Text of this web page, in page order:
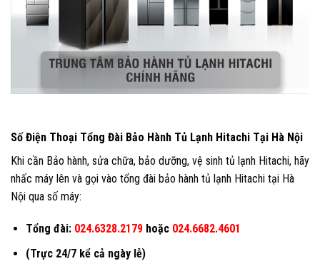
Số Điện Thoại Tổng Đài Bảo Hành Tủ Lạnh Hitachi Tại Hà Nội
Khi cần Bảo hành, sửa chữa, bảo dưỡng, vệ sinh tủ lạnh Hitachi, hãy
nhấc máy lên và gọi vào tổng đài bảo hành tủ lạnh Hitachi tại Hà
Nội qua số máy:
Tổng đài: 024.6328.2179hoặc 024.6682.4601
(Trực 24/7 kể cả ngày lễ)